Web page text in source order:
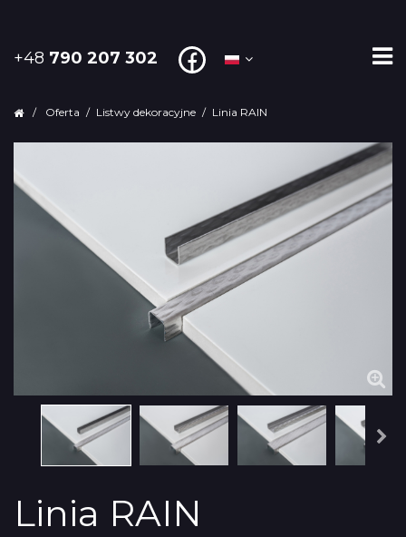
+48 790 207 302
/ Oferta / Listwy dekoracyjne / Linia RAIN
Linia RAIN